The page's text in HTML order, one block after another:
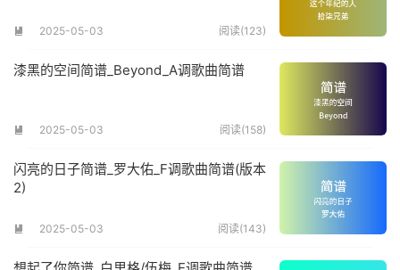
 2025-05-03 阅读(123)
漆黑的空间简谱_Beyond_A调歌曲简谱
 2025-05-03 阅读(158)
闪亮的日子简谱_罗大佑_F调歌曲简谱(版本
2)
 2025-05-03 阅读(143)